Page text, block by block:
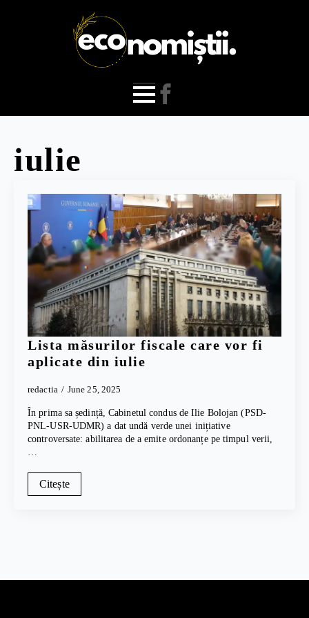
iulie
Lista măsurilor fiscale care vor fi
aplicate din iulie
redactia June 25, 2025
În prima sa ședință, Cabinetul condus de Ilie Bolojan (PSD-
PNL-USR-UDMR) a dat undă verde unei inițiative
controversate: abilitarea de a emite ordonanțe pe timpul verii,
Citește